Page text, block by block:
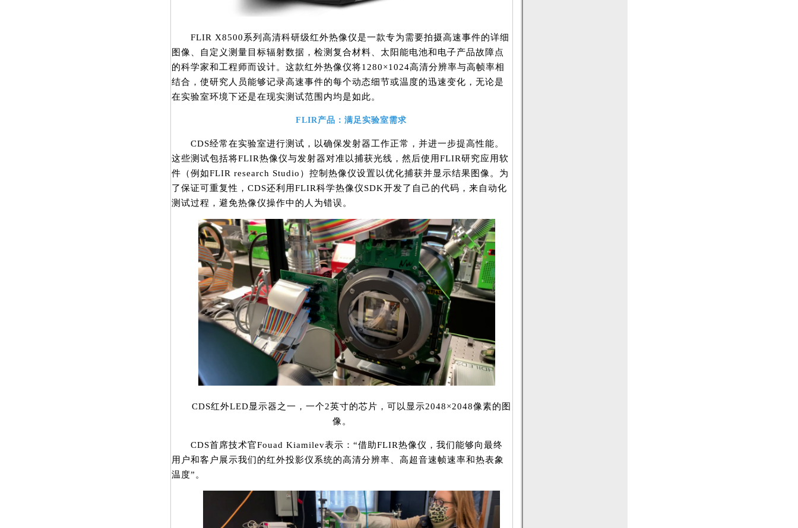
FLIR X8500系列高清科研级红外热像仪是一款专为需要拍摄高速事件的详细
图像、自定义测量目标辐射数据，检测复合材料、太阳能电池和电子产品故障点
的科学家和工程师而设计。这款红外热像仪将1280×1024高清分辨率与高帧率相
结合，使研究人员能够记录高速事件的每个动态细节或温度的迅速变化，无论是
在实验室环境下还是在现实测试范围内均是如此。
FLIR产品：满足实验室需求
CDS经常在实验室进行测试，以确保发射器工作正常，并进一步提高性能。
这些测试包括将FLIR热像仪与发射器对准以捕获光线，然后使用FLIR研究应用软
件（例如FLIR research Studio）控制热像仪设置以优化捕获并显示结果图像。为
了保证可重复性，CDS还利用FLIR科学热像仪SDK开发了自己的代码，来自动化
测试过程，避免热像仪操作中的人为错误。
CDS红外LED显示器之一，一个2英寸的芯片，可以显示2048×2048像素的图
像。
CDS首席技术官Fouad Kiamilev表示：“借助FLIR热像仪，我们能够向最终
用户和客户展示我们的红外投影仪系统的高清分辨率、高超音速帧速率和热表象
温度”。